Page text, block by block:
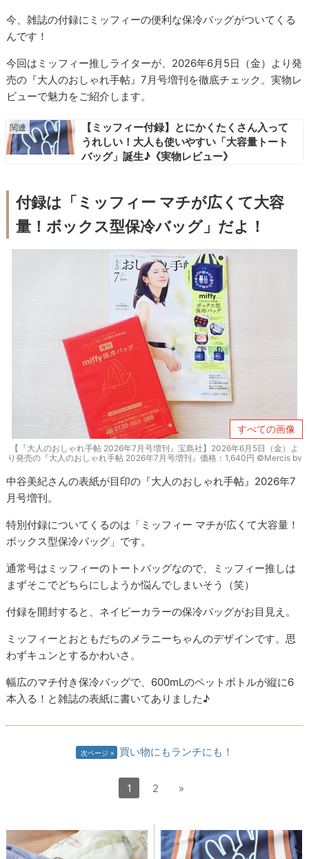
今、雑誌の付録にミッフィーの便利な保冷バッグがついてくる
んです！
今回はミッフィー推しライターが、2026年6月5日（金）より発
売の『大人のおしゃれ手帖』7月号増刊を徹底チェック。実物レ
ビューで魅力をご紹介します。
【ミッフィー付録】とにかくたくさん入って
うれしい！大人も使いやすい「大容量トート
バッグ」誕生♪《実物レビュー》
付録は「ミッフィー マチが広くて大容
量！ボックス型保冷バッグ」だよ！
すべての画像
【『大人のおしゃれ手帖 2026年7月号増刊』宝島社】2026年6月5日（金）よ
り発売の『大人のおしゃれ手帖 2026年7月号増刊』価格：1,640円 ©Mercis bv
中谷美紀さんの表紙が目印の『大人のおしゃれ手帖』2026年7
月号増刊。
特別付録についてくるのは「ミッフィー マチが広くて大容量！
ボックス型保冷バッグ」です。
通常号はミッフィーのトートバッグなので、ミッフィー推しは
まずそこでどちらにしようか悩んでしまいそう（笑）
付録を開封すると、ネイビーカラーの保冷バッグがお目見え。
ミッフィーとおともだちのメラニーちゃんのデザインです。思
わずキュンとするかわいさ。
幅広のマチ付き保冷バッグで、600mLのペットボトルが縦に6
本入る！と雑誌の表紙に書いてありました♪
次ページ 買い物にもランチにも！
1 2 »